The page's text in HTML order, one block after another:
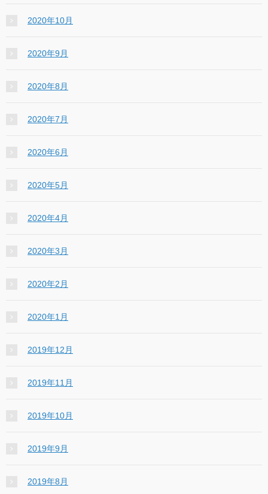
2020年10月
2020年9月
2020年8月
2020年7月
2020年6月
2020年5月
2020年4月
2020年3月
2020年2月
2020年1月
2019年12月
2019年11月
2019年10月
2019年9月
2019年8月